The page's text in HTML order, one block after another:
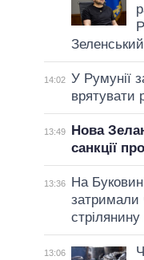
Зеленський
14:02 У Румунії
врятувати
13:49
Нова
санкції
13:36
На
затримали
13:06